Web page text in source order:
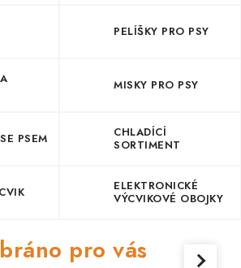
Obchodní podmínky
cookies
Hodnocení obchodu
PELÍŠKY PRO PSY
MISKY PRO PSY
PSEM
CHLADÍCÍ
SORTIMENT
ELEKTRONICKÉ
VÝCVIKOVÉ OBOJKY
pro vás